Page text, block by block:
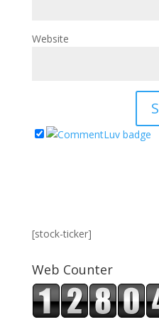
Website
[stock-ticker]
Web Counter